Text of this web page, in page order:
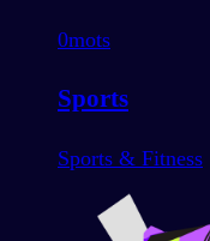
0mots
Sports
Sports & Fitness